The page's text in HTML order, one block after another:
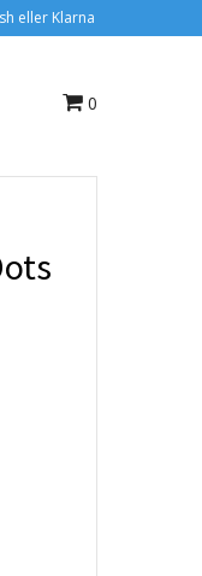
eller Klarna
0